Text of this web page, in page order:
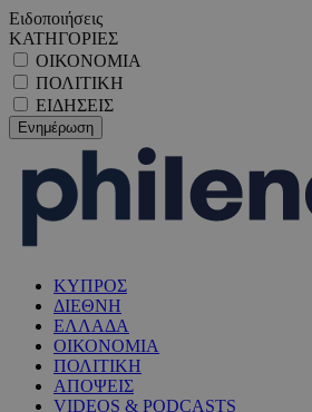
Ειδοποιήσεις
ΚΑΤΗΓΟΡΙΕΣ
ΟΙΚΟΝΟΜΙΑ
ΠΟΛΙΤΙΚΗ
ΕΙΔΗΣΕΙΣ
ΚΥΠΡΟΣ
ΔΙΕΘΝΗ
ΕΛΛΑΔΑ
ΟΙΚΟΝΟΜΙΑ
ΠΟΛΙΤΙΚΗ
ΑΠΟΨΕΙΣ
VIDEOS & PODCASTS